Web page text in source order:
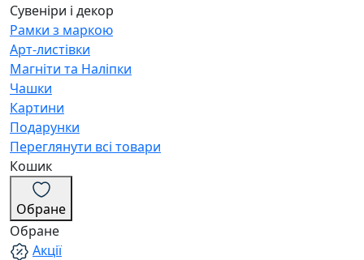
Сувеніри і декор
Рамки з маркою
Арт-листівки
Магніти та Наліпки
Чашки
Картини
Подарунки
Переглянути всі товари
Кошик
Обране
Обране
Акції